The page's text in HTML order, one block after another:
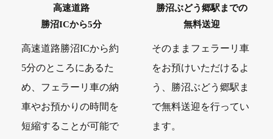
高速道路
勝沼ICから5分
高速道路勝沼ICから約
5分のところにあるた
め、フェラーリ車の納
車やお預かりの時間を
短縮することが可能で
勝沼ぶどう郷駅までの
無料送迎
そのままフェラーリ車
をお預けいただけるよ
う、勝沼ぶどう郷駅ま
で無料送迎を行ってい
ます。